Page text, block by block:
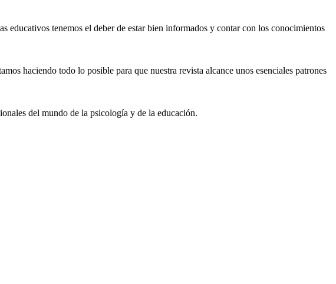
tenemos el deber de estar bien informados y contar con los conocimientos
haciendo todo lo posible para que nuestra revista alcance unos esenciales patrones
del mundo de la psicología y de la educación.